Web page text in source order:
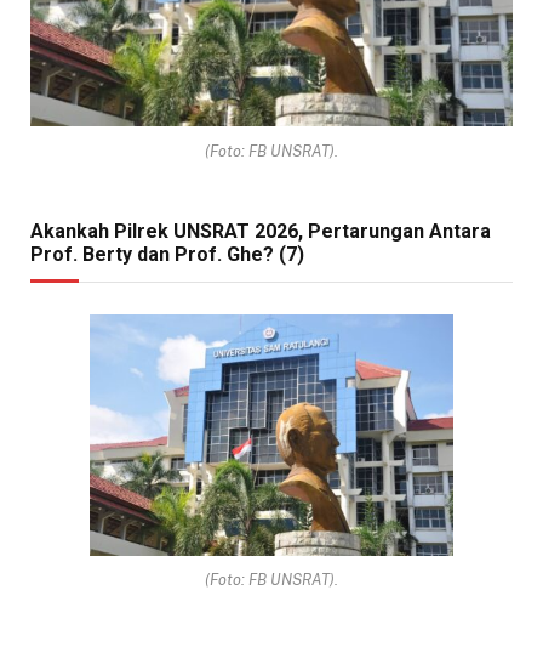
(Foto: FB UNSRAT).
Akankah Pilrek UNSRAT 2026, Pertarungan Antara
Prof. Berty dan Prof. Ghe? (7)
(Foto: FB UNSRAT).